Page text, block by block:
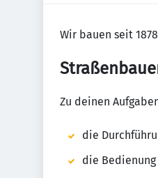
Wir bauen seit
Zu deinen
die
die